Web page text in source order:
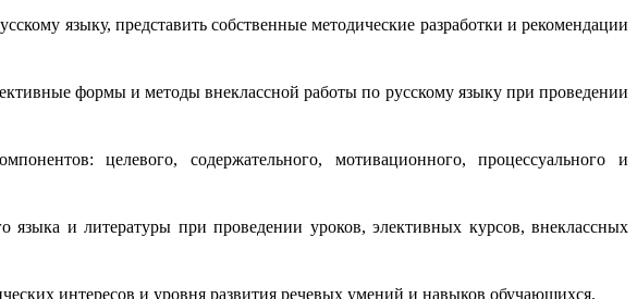
языку, представить собственные методические разработки и рекомендации
формы и методы внеклассной работы по русскому языку при проведении
целевого, содержательного, мотивационного, процессуального и
языка и литературы при проведении уроков, элективных курсов, внеклассных
интересов и уровня развития речевых умений и навыков обучающихся.